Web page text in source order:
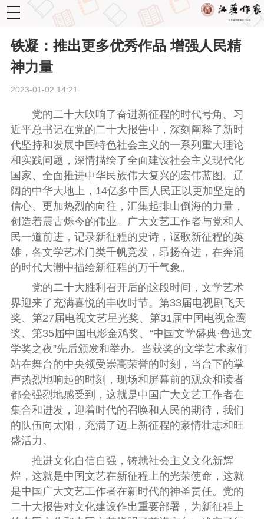
toggle
navigation
铁凝：推出更多优秀作品 增强人民精
神力量
2023-01-02 14:21
党的二十大吹响了奋进新征程的时代号角。习
近平总书记在党的二十大报告中，深刻阐释了新时
代坚持和发展中国特色社会主义的一系列重大理论
和实践问题，深情描绘了全面建设社会主义现代化
国家、全面推进中华民族伟大复兴的宏伟蓝图。辽
阔的中华大地上，14亿多中国人民正以更加坚定的
信心、更加热烈的向往，汇集起排山倒海的力量，
创造着震古烁今的伟业。广大文艺工作者与党和人
民一道前进，记录新征程的史诗，讴歌新征程的英
雄，各文学艺术门类千帆竞发，昂扬奋进，在奔涌
的时代大潮中描绘新征程的万千气象。
党的二十大胜利召开后的这段时间，文学艺术
界迎来了充满喜悦的丰收时节。第33届电视剧飞天
奖、第27届电视文艺星光奖、第31届中国电视金鹰
奖、第35届中国电影金鸡奖、“中国文学盛典·鲁迅文
学奖之夜”先后颁发和举办。当获奖的文学艺术家们
站在舞台的中央领受崇高荣誉的时刻，当台下的掌
声热烈地响起的时刻，现场和屏幕前的观众和读者
都会强烈地感受到，这就是中国广大文艺工作者在
集合和进发，迎着时代的召唤和人民的期待，我们
的队伍向太阳，充满了迈上新征程的豪情壮志和旺
盛活力。
推进文化自信自强，铸就社会主义文化新辉
煌，这就是中国文艺在新征程上的光荣使命，这就
是中国广大文艺工作者在新时代的神圣责任。党的
二十大报告对文化建设作出重要部署，为新征程上